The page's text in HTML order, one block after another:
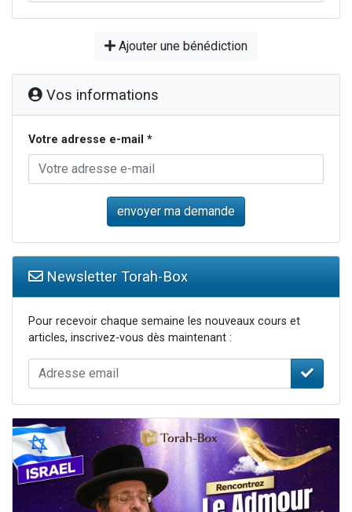
Ajouter une bénédiction
Vos informations
Votre adresse e-mail *
Newsletter Torah-Box
Pour recevoir chaque semaine les nouveaux cours et
articles, inscrivez-vous dès maintenant :